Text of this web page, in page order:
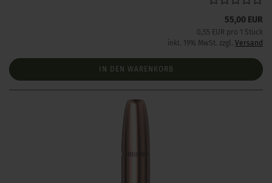
55,00 EUR
0,55 EUR pro 1 Stück
inkl. 19% MwSt. zzgl. Versand
IN DEN WARENKORB